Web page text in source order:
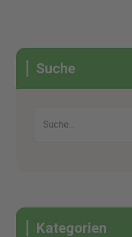
Suche
Kategorien